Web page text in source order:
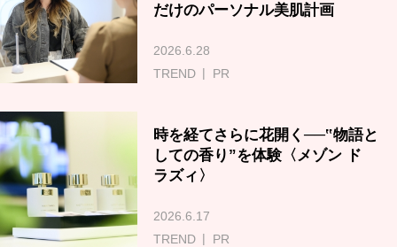
だけのパーソナル美肌計画
2026.6.28
TREND
PR
時を経てさらに花開く──‟物語と
しての香り”を体験〈メゾン ド
ラズィ〉
2026.6.17
TREND
PR